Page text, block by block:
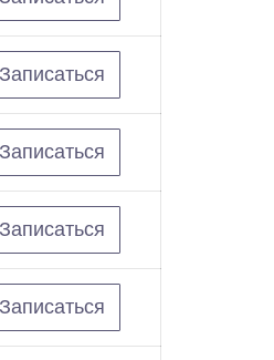
Записаться
Записаться
Записаться
Записаться